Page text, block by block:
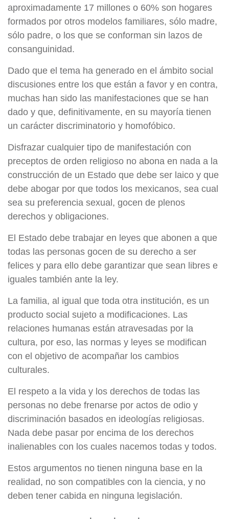
aproximadamente 17 millones o 60% son hogares
formados por otros modelos familiares, sólo madre,
sólo padre, o los que se conforman sin lazos de
consanguinidad.
Dado que el tema ha generado en el ámbito social
discusiones entre los que están a favor y en contra,
muchas han sido las manifestaciones que se han
dado y que, definitivamente, en su mayoría tienen
un carácter discriminatorio y homofóbico.
Disfrazar cualquier tipo de manifestación con
preceptos de orden religioso no abona en nada a la
construcción de un Estado que debe ser laico y que
debe abogar por que todos los mexicanos, sea cual
sea su preferencia sexual, gocen de plenos
derechos y obligaciones.
El Estado debe trabajar en leyes que abonen a que
todas las personas gocen de su derecho a ser
felices y para ello debe garantizar que sean libres e
iguales también ante la ley.
La familia, al igual que toda otra institución, es un
producto social sujeto a modificaciones. Las
relaciones humanas están atravesadas por la
cultura, por eso, las normas y leyes se modifican
con el objetivo de acompañar los cambios
culturales.
El respeto a la vida y los derechos de todas las
personas no debe frenarse por actos de odio y
discriminación basados en ideologías religiosas.
Nada debe pasar por encima de los derechos
inalienables con los cuales nacemos todas y todos.
Estos argumentos no tienen ninguna base en la
realidad, no son compatibles con la ciencia, y no
deben tener cabida en ninguna legislación.